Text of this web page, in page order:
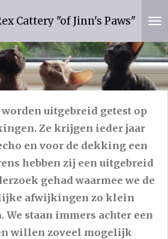
Cattery "of Jinn's Paws"
worden uitgebreid getest op
Ze krijgen ieder jaar
en voor de dekking een
hebben zij een uitgebreid
gehad waarmee we de
afwijkingen zo klein
staan immers achter een
willen zoveel mogelijk